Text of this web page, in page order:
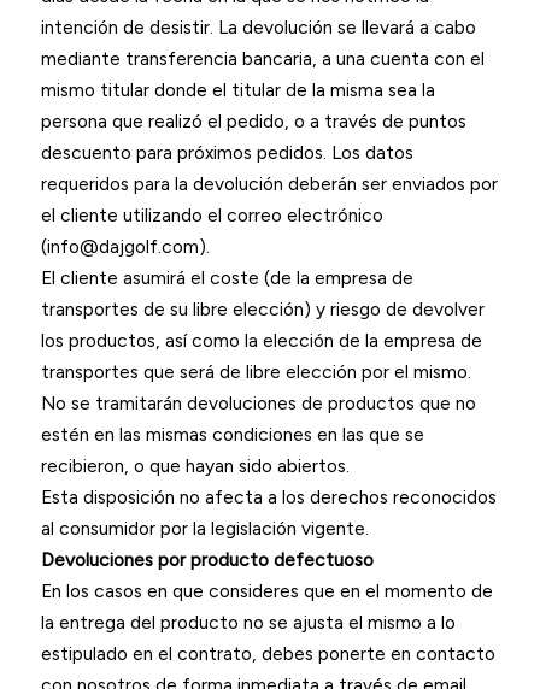
intención de desistir. La devolución se llevará a cabo
mediante transferencia bancaria, a una cuenta con el
mismo titular donde el titular de la misma sea la
persona que realizó el pedido, o a través de puntos
descuento para próximos pedidos. Los datos
requeridos para la devolución deberán ser enviados por
el cliente utilizando el correo electrónico
(info@dajgolf.com).
El cliente asumirá el coste (de la empresa de
transportes de su libre elección) y riesgo de devolver
los productos, así como la elección de la empresa de
transportes que será de libre elección por el mismo.
No se tramitarán devoluciones de productos que no
estén en las mismas condiciones en las que se
recibieron, o que hayan sido abiertos.
Esta disposición no afecta a los derechos reconocidos
al consumidor por la legislación vigente.
Devoluciones por producto defectuoso
En los casos en que consideres que en el momento de
la entrega del producto no se ajusta el mismo a lo
estipulado en el contrato, debes ponerte en contacto